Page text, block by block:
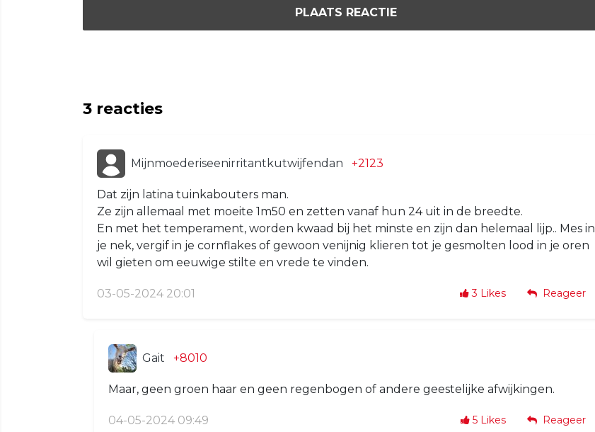
PLAATS REACTIE
3 reacties
Mijnmoederiseenirritantkutwijfendan +2123
Dat zijn latina tuinkabouters man.
Ze zijn allemaal met moeite 1m50 en zetten vanaf hun 24 uit in de breedte.
En met het temperament, worden kwaad bij het minste en zijn dan helemaal lijp.. Mes in
je nek, vergif in je cornflakes of gewoon venijnig klieren tot je gesmolten lood in je oren
wil gieten om eeuwige stilte en vrede te vinden.
03-05-2024 20:01 3 Likes Reageer
Gait +8010
Maar, geen groen haar en geen regenbogen of andere geestelijke afwijkingen.
04-05-2024 09:49 5 Likes Reageer